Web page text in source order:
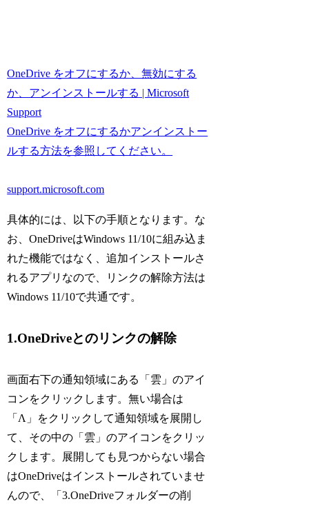
OneDrive をオフにするか、無効にする
か、アンインストールする | Microsoft
Support
OneDrive をオフにするかアンインストー
ルする方法を参照してください。
support.microsoft.com
具体的には、以下の手順となります。な
お、OneDriveはWindows 11/10に組み込ま
れた機能ではなく、追加インストールさ
れるアプリなので、リンクの解除方法は
Windows 11/10で共通です。
1.OneDriveとのリンクの解除
画面右下の通知領域にある「雲」のアイ
コンをクリックします。無い場合は
「Λ」をクリックして通知領域を展開し
て、その中の「雲」のアイコンをクリッ
クします。展開しても見つからない場合
はOneDriveはインストールされていませ
んので、「3.OneDriveフォルダーの削